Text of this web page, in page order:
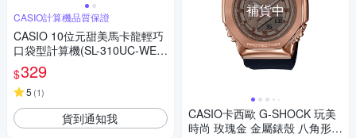
CASIO計算機品質保證
CASIO 10位元甜美馬卡龍輕巧
口袋型計算機(SL-310UC-WE)-
牛奶白
$329
5 (1)
貨到通知我
補貨中
CASIO卡西歐 G-SHOCK 玩美
時尚 玫瑰金 金屬錶殼 八角形錶